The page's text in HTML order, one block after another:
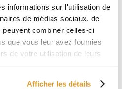
informations sur l'utilisation de
de médias sociaux, de
peuvent combiner celles-ci
que vous leur avez fournies
de votre utilisation de leurs
Afficher les détails
1" F
en acier pour barils